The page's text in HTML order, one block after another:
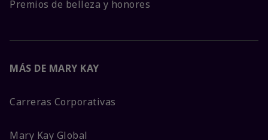
Premios de belleza y honores
MÁS DE MARY KAY
Carreras Corporativas
Mary Kay Global